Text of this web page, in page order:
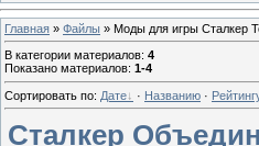
Главная » Файлы » Моды для игры Сталкер
В категории материалов: 4
Показано материалов: 1-4
Сортировать по: Дате · Названию ·
Сталкер